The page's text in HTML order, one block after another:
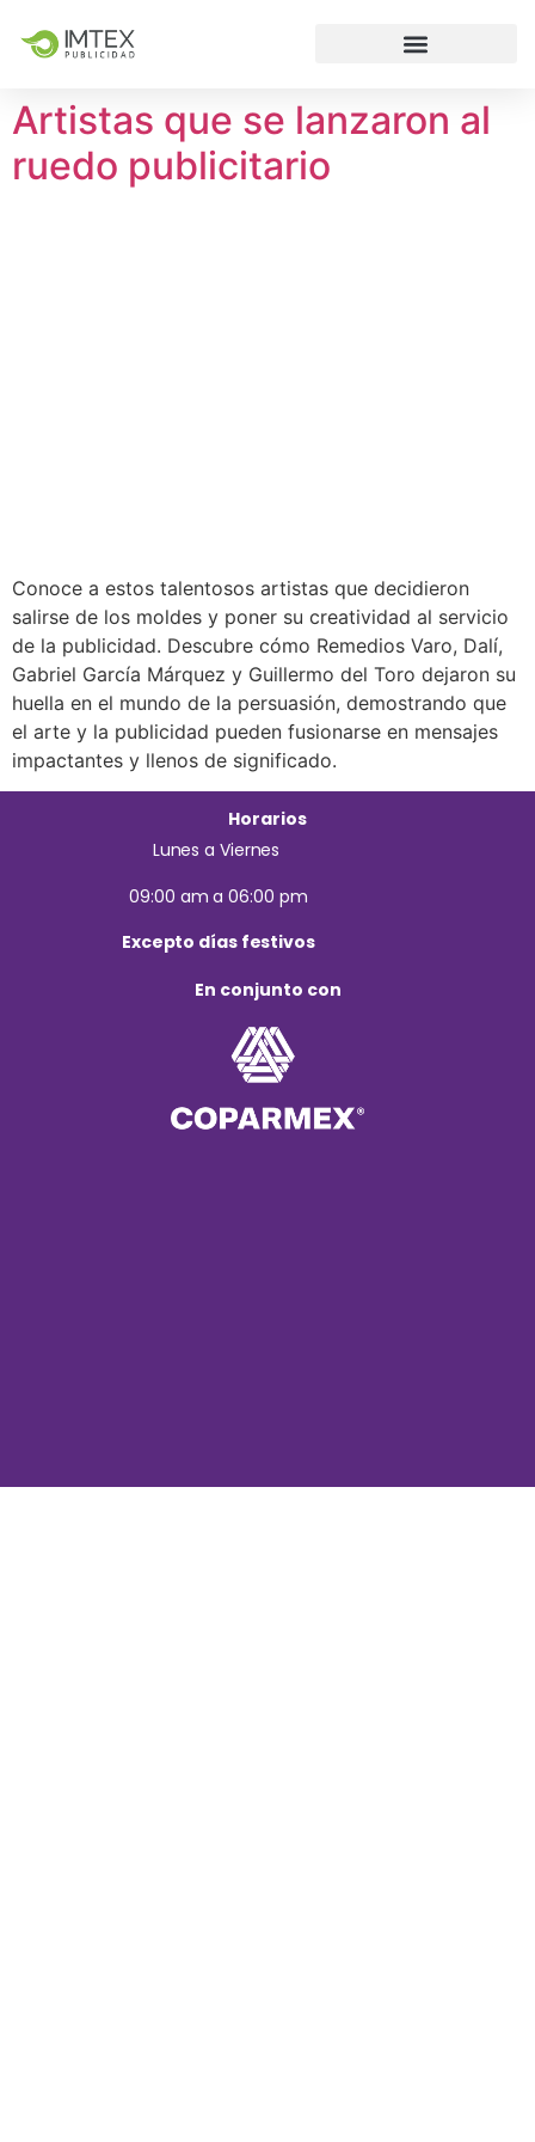
Artistas que se lanzaron al
ruedo publicitario
Conoce a estos talentosos artistas que decidieron
salirse de los moldes y poner su creatividad al servicio
de la publicidad. Descubre cómo Remedios Varo, Dalí,
Gabriel García Márquez y Guillermo del Toro dejaron su
huella en el mundo de la persuasión, demostrando que
el arte y la publicidad pueden fusionarse en mensajes
impactantes y llenos de significado.
Horarios
Lunes a Viernes
09:00 am a 06:00 pm
Excepto días festivos
En conjunto con